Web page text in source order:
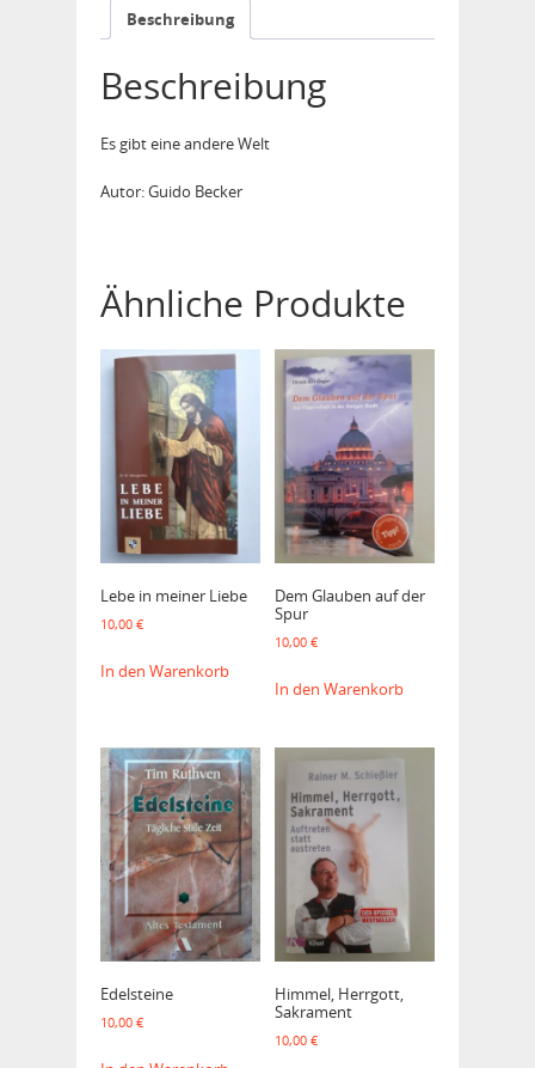
Beschreibung
Beschreibung
Es gibt eine andere Welt
Autor: Guido Becker
Ähnliche Produkte
Lebe in meiner Liebe
10,00 €
In den Warenkorb
Dem Glauben auf der
Spur
10,00 €
In den Warenkorb
Edelsteine
10,00 €
Himmel, Herrgott,
Sakrament
10,00 €